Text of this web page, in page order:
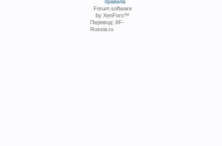
правила
Forum software
by XenForo™
Перевод: XF-
Russia.ru